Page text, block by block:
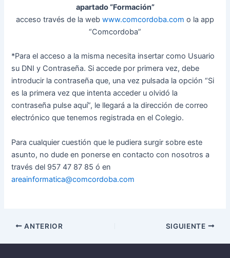
apartado “Formación”
acceso través de la web www.comcordoba.com o la app
“Comcordoba”
*Para el acceso a la misma necesita insertar como Usuario
su DNI y Contraseña. Si accede por primera vez, debe
introducir la contraseña que, una vez pulsada la opción “Si
es la primera vez que intenta acceder u olvidó la
contraseña pulse aquí”, le llegará a la dirección de correo
electrónico que tenemos registrada en el Colegio.
Para cualquier cuestión que le pudiera surgir sobre este
asunto, no dude en ponerse en contacto con nosotros a
través del 957 47 87 85 ó en
areainformatica@comcordoba.com
ANTERIOR SIGUIENTE